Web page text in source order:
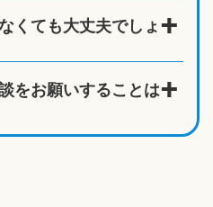
くても大丈夫でしょ
をお願いすることは